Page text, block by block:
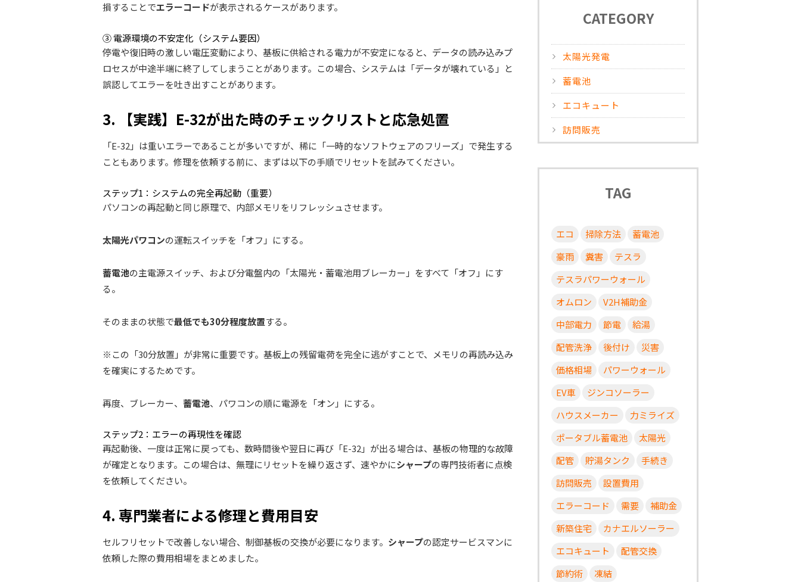
損することでエラーコードが表示されるケースがあります。
③ 電源環境の不安定化（システム要因）
停電や復旧時の激しい電圧変動により、基板に供給される電力が不安定になると、データの読み込みプ
ロセスが中途半端に終了してしまうことがあります。この場合、システムは「データが壊れている」と
誤認してエラーを吐き出すことがあります。
3. 【実践】E-32が出た時のチェックリストと応急処置
「E-32」は重いエラーであることが多いですが、稀に「一時的なソフトウェアのフリーズ」で発生する
こともあります。修理を依頼する前に、まずは以下の手順でリセットを試みてください。
ステップ1：システムの完全再起動（重要）
パソコンの再起動と同じ原理で、内部メモリをリフレッシュさせます。
太陽光パワコンの運転スイッチを「オフ」にする。
蓄電池の主電源スイッチ、および分電盤内の「太陽光・蓄電池用ブレーカー」をすべて「オフ」にす
る。
そのままの状態で最低でも30分程度放置する。
※この「30分放置」が非常に重要です。基板上の残留電荷を完全に逃がすことで、メモリの再読み込み
を確実にするためです。
再度、ブレーカー、 蓄電池、パワコンの順に電源を「オン」にする。
ステップ2：エラーの再現性を確認
再起動後、一度は正常に戻っても、数時間後や翌日に再び「E-32」が出る場合は、基板の物理的な故障
が確定となります。この場合は、無理にリセットを繰り返さず、速やかにシャープの専門技術者に点検
を依頼してください。
4. 専門業者による修理と費用目安
セルフリセットで改善しない場合、制御基板の交換が必要になります。 シャープの認定サービスマンに
依頼した際の費用相場をまとめました。
CATEGORY
太陽光発電
蓄電池
エコキュート
訪問販売
TAG
エコ 掃除方法
蓄電池
豪雨
糞害
テスラ
テスラパワーウォール
オムロン
V2H補助金
中部電力
節電
給湯
配管洗浄
後付け
災害
価格相場
パワーウォール
EV車
ジンコソーラー
ハウスメーカー
力ミライズ
ポータブル蓄電池
太陽光
配管
貯湯タンク
手続き
訪問販売
設置費用
エラーコード
需要
補助金
新築住宅
カナエルソーラー
エコキュート
配管交換
節約術
凍結